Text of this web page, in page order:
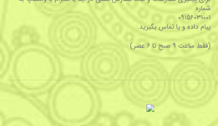
شماره
۰۹۱۵۶۰۳۱۰۰۱
پیام داده و یا تماس بگیرید.
(فقط ساعت 9 صبح تا 6 عصر)